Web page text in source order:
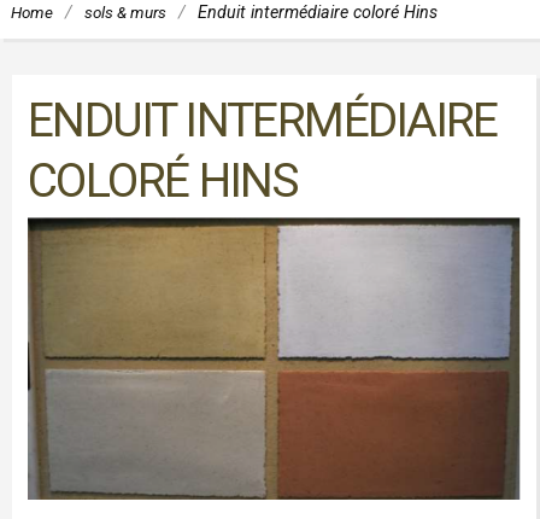
Home / sols & murs / Enduit intermédiaire coloré Hins
ENDUIT INTERMÉDIAIRE
COLORÉ HINS